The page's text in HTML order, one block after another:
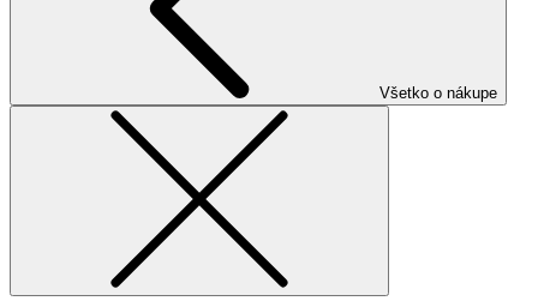
Všetko o nákupe